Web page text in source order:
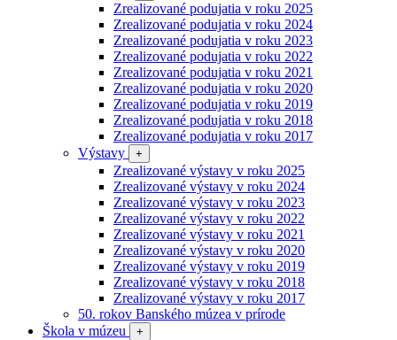
Zrealizované podujatia v roku 2025
Zrealizované podujatia v roku 2024
Zrealizované podujatia v roku 2023
Zrealizované podujatia v roku 2022
Zrealizované podujatia v roku 2021
Zrealizované podujatia v roku 2020
Zrealizované podujatia v roku 2019
Zrealizované podujatia v roku 2018
Zrealizované podujatia v roku 2017
Výstavy
+
Zrealizované výstavy v roku 2025
Zrealizované výstavy v roku 2024
Zrealizované výstavy v roku 2023
Zrealizované výstavy v roku 2022
Zrealizované výstavy v roku 2021
Zrealizované výstavy v roku 2020
Zrealizované výstavy v roku 2019
Zrealizované výstavy v roku 2018
Zrealizované výstavy v roku 2017
50. rokov Banského múzea v prírode
Škola v múzeu
+